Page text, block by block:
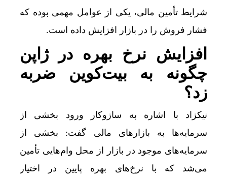
شرایط تأمین مالی، یکی از عوامل مهمی بوده که
فشار فروش را در بازار افزایش داده است.
افزایش نرخ بهره در ژاپن
چگونه به بیت‌کوین ضربه
زد؟
نیکزاد با اشاره به سازوکار ورود بخشی از
سرمایه‌ها به بازارهای مالی گفت: بخشی از
سرمایه‌های موجود در بازار از محل وام‌هایی تأمین
می‌شد که با نرخ‌های بهره پایین در اختیار